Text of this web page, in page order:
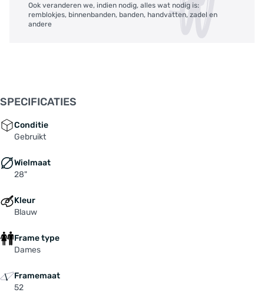
Ook veranderen we, indien nodig, alles wat nodig is:
remblokjes, binnenbanden, banden, handvatten, zadel en
andere
SPECIFICATIES
Conditie
Gebruikt
Wielmaat
28"
Kleur
Blauw
Frame type
Dames
Framemaat
52